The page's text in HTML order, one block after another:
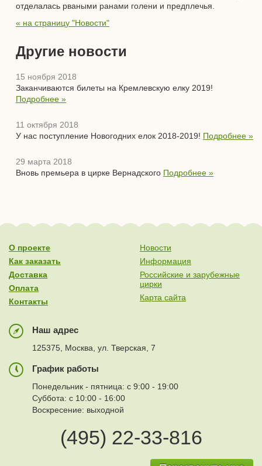
отделалась рваными ранами голени и предплечья.
« на страницу "Новости"
Другие новости
15 ноября 2018
Заканчиваются билеты на Кремлевскую елку 2019!
Подробнее »
11 октября 2018
У нас поступление Новогодних елок 2018-2019! Подробнее »
29 марта 2018
Вновь премьера в цирке Вернадского Подробнее »
О проекте
Как заказать
Доставка
Оплата
Контакты
Новости
Информация
Российские и зарубежные
цирки
Карта сайта
Наш адрес
125375, Москва, ул. Тверская, 7
График работы
Понедельник - пятница: с 9:00 - 19:00
Суббота: с 10:00 - 16:00
Воскресение: выходной
(495) 22-33-816